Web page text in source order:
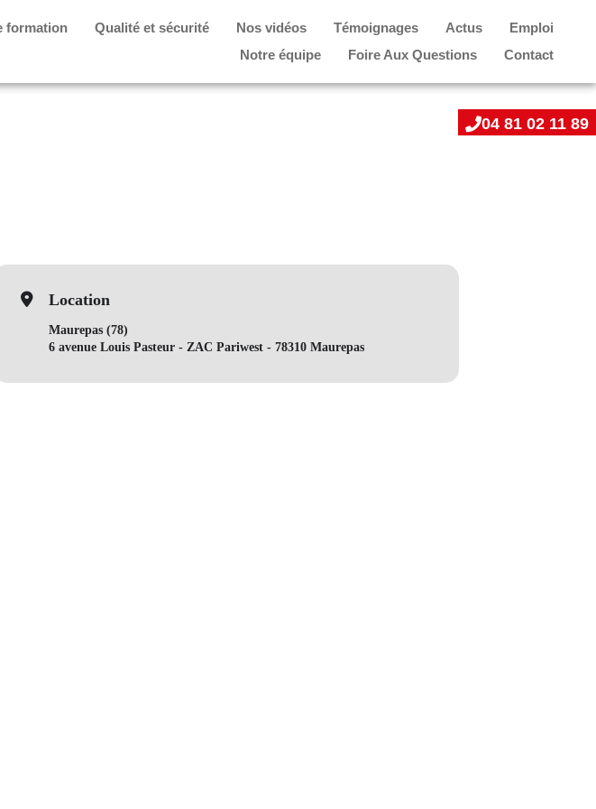
formation Qualité et sécurité Nos vidéos Témoignages Actus
Emploi
Notre équipe
Foire Aux Questions Contact
04 81 02 11 89
Location
Maurepas (78)
6 avenue Louis Pasteur - ZAC Pariwest - 78310 Maurepas